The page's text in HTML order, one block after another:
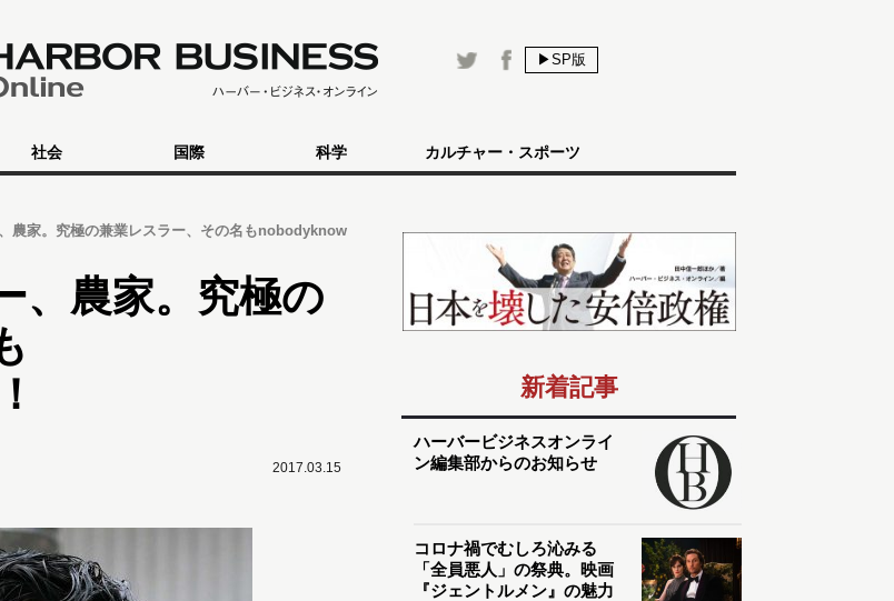
▶SP版
社会 国際 科学 カルチャー・スポーツ
農家。究極の兼業レスラー、その名もnobodyknow
、農家。究極の
2017.03.15
新着記事
ハーバービジネスオンライ
ン編集部からのお知らせ
コロナ禍でむしろ沁みる
「全員悪人」の祭典。映画
『ジェントルメン』の魅力